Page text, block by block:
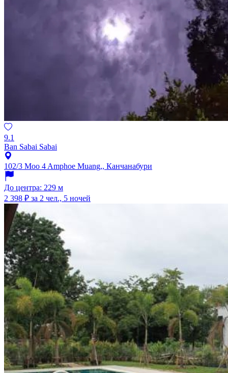
9.1
Ban Sabai Sabai
102/3 Moo 4 Amphoe Muang,, Канчанабури
До центра: 229 м
2 398 ₽ за 2 чел., 5 ночей